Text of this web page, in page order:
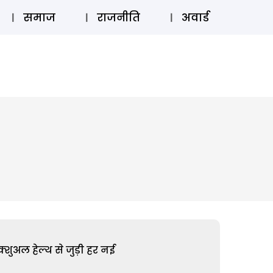
लॉग इन ⚲ SUBSCRIBE
समाज राजनीति अवार्ड
हेल्थ से जुड़ी हर नई